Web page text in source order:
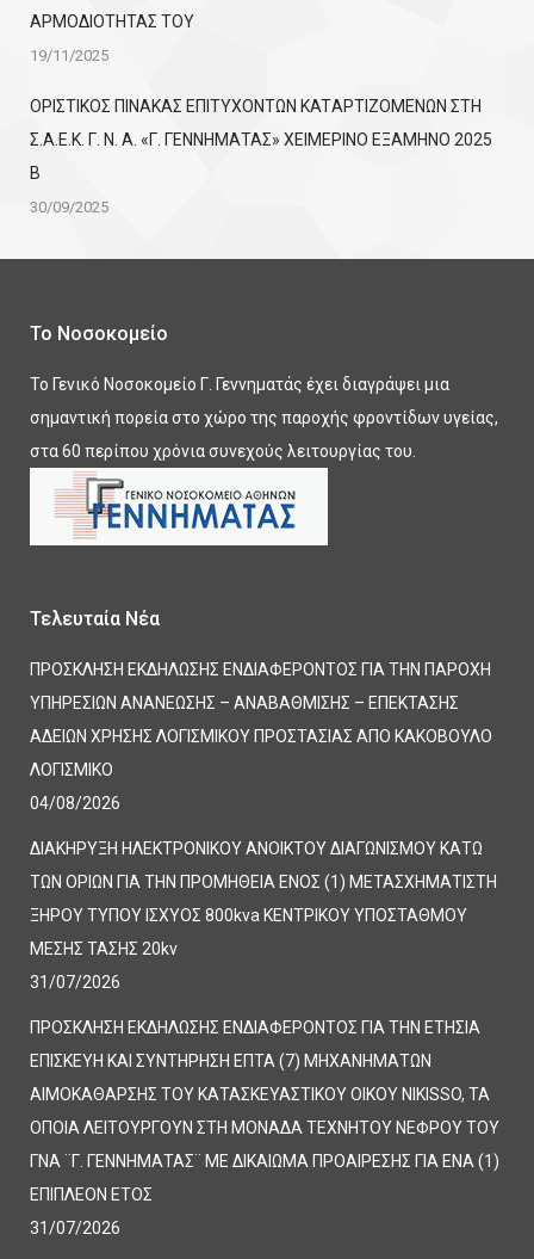
ΑΡΜΟΔΙΟΤΗΤΑΣ ΤΟΥ
19/11/2025
ΟΡΙΣΤΙΚΟΣ ΠΙΝΑΚΑΣ ΕΠΙΤΥΧΟΝΤΩΝ KATΑΡΤΙΖΟΜΕΝΩΝ ΣΤΗ
Σ.Α.Ε.Κ. Γ. Ν. Α. «Γ. ΓΕΝΝΗΜΑΤΑΣ» ΧΕΙΜΕΡΙΝΟ ΕΞΑΜΗΝΟ 2025
Β
30/09/2025
Το Νοσοκομείο
Το Γενικό Νοσοκομείο Γ. Γεννηματάς έχει διαγράψει μια
σημαντική πορεία στο χώρο της παροχής φροντίδων υγείας,
στα 60 περίπου χρόνια συνεχούς λειτουργίας του.
Τελευταία Νέα
ΠΡΟΣΚΛΗΣΗ ΕΚΔΗΛΩΣΗΣ ΕΝΔΙΑΦΕΡΟΝΤΟΣ ΓΙΑ ΤΗΝ ΠΑΡΟΧΗ
ΥΠΗΡΕΣΙΩΝ ΑΝΑΝΕΩΣΗΣ – ΑΝΑΒΑΘΜΙΣΗΣ – ΕΠΕΚΤΑΣΗΣ
ΑΔΕΙΩΝ ΧΡΗΣΗΣ ΛΟΓΙΣΜΙΚΟΥ ΠΡΟΣΤΑΣΙΑΣ ΑΠΟ ΚΑΚΟΒΟΥΛΟ
ΛΟΓΙΣΜΙΚΟ
04/08/2026
ΔΙΑΚΗΡΥΞΗ ΗΛΕΚΤΡΟΝΙΚΟΥ ΑΝΟΙΚΤΟΥ ΔΙΑΓΩΝΙΣΜΟΥ ΚΑΤΩ
ΤΩΝ ΟΡΙΩΝ ΓΙΑ ΤΗΝ ΠΡΟΜΗΘΕΙΑ ΕΝΟΣ (1) ΜΕΤΑΣΧΗΜΑΤΙΣΤΗ
ΞΗΡΟΥ ΤΥΠΟΥ ΙΣΧΥΟΣ 800kva ΚΕΝΤΡΙΚΟΥ ΥΠΟΣΤΑΘΜΟΥ
ΜΕΣΗΣ ΤΑΣΗΣ 20kv
31/07/2026
ΠΡΟΣΚΛΗΣΗ ΕΚΔΗΛΩΣΗΣ ΕΝΔΙΑΦΕΡΟΝΤΟΣ ΓΙΑ ΤΗΝ ΕΤΗΣΙΑ
ΕΠΙΣΚΕΥΗ ΚΑΙ ΣΥΝΤΗΡΗΣΗ ΕΠΤΑ (7) ΜΗΧΑΝΗΜΑΤΩΝ
ΑΙΜΟΚΑΘΑΡΣΗΣ ΤΟΥ ΚΑΤΑΣΚΕΥΑΣΤΙΚΟΥ ΟΙΚΟΥ NIKISSO, ΤΑ
ΟΠΟΙΑ ΛΕΙΤΟΥΡΓΟΥΝ ΣΤΗ ΜΟΝΑΔΑ ΤΕΧΝΗΤΟΥ ΝΕΦΡΟΥ ΤΟΥ
ΓΝΑ ¨Γ. ΓΕΝΝΗΜΑΤΑΣ¨ ΜΕ ΔΙΚΑΙΩΜΑ ΠΡΟΑΙΡΕΣΗΣ ΓΙΑ ΕΝΑ (1)
ΕΠΙΠΛΕΟΝ ΕΤΟΣ
31/07/2026